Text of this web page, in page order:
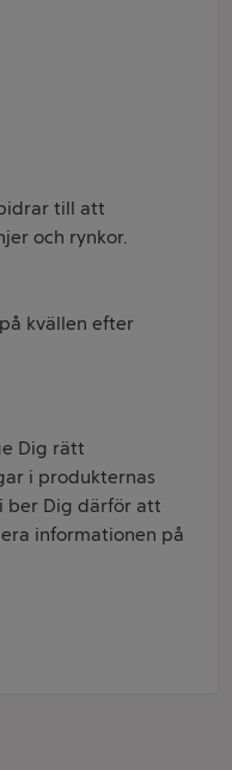
till att
och rynkor.
kvällen efter
Dig rätt
i produkternas
ber Dig därför att
informationen på